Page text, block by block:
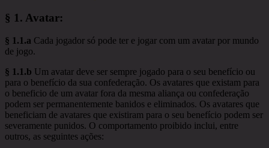
§ 1. Avatar:
§ 1.1.a Cada jogador só pode ter e jogar com um avatar por mundo
de jogo.
§ 1.1.b Um avatar deve ser sempre jogado para o seu benefício ou
para o benefício da sua confederação. Os avatares que existam para
o beneficio de um avatar fora da mesma aliança ou confederação
podem ser permanentemente banidos e eliminados. Os avatares que
beneficiam de avatares que existiram para o seu benefício podem ser
severamente punidos. O comportamento proibido inclui, entre
outros, as seguintes ações: